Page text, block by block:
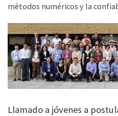
métodos numéricos y la
Llamado a jóvenes a